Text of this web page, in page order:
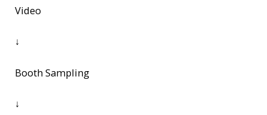
Video
↓
Booth Sampling
↓